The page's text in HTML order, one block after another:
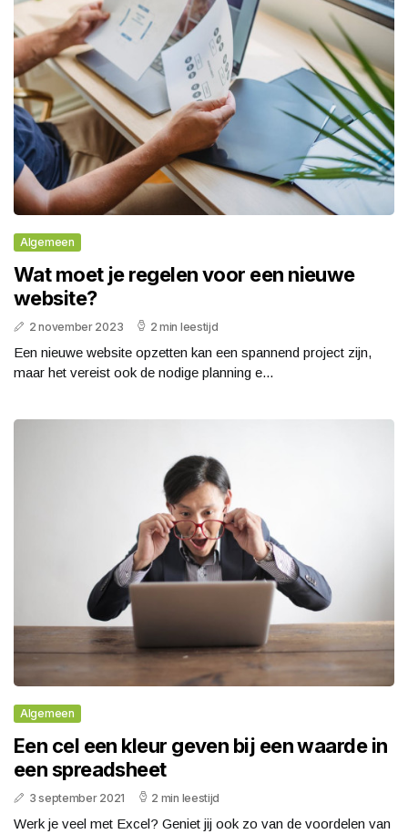
Algemeen
Wat moet je regelen voor een nieuwe
website?
2 november 2023 2 min leestijd
Een nieuwe website opzetten kan een spannend project zijn,
maar het vereist ook de nodige planning e...
Algemeen
Een cel een kleur geven bij een waarde in
een spreadsheet
3 september 2021 2 min leestijd
Werk je veel met Excel? Geniet jij ook zo van de voordelen van